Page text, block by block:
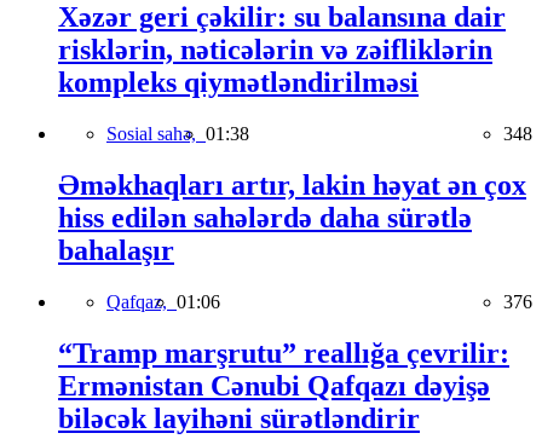
Xəzər geri çəkilir: su balansına dair
risklərin, nəticələrin və zəifliklərin
kompleks qiymətləndirilməsi
Sosial sahə, 01:38 348
Əməkhaqları artır, lakin həyat ən çox
hiss edilən sahələrdə daha sürətlə
bahalaşır
Qafqaz, 01:06 376
“Tramp marşrutu” reallığa çevrilir:
Ermənistan Cənubi Qafqazı dəyişə
biləcək layihəni sürətləndirir